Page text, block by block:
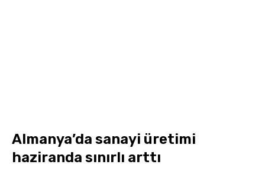
Almanya’da sanayi üretimi
haziranda sınırlı arttı